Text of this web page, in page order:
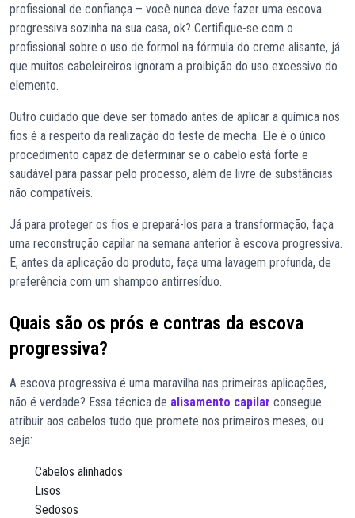
profissional de confiança – você nunca deve fazer uma escova
progressiva sozinha na sua casa, ok? Certifique-se com o
profissional sobre o uso de formol na fórmula do creme alisante, já
que muitos cabeleireiros ignoram a proibição do uso excessivo do
elemento.
Outro cuidado que deve ser tomado antes de aplicar a química nos
fios é a respeito da realização do teste de mecha. Ele é o único
procedimento capaz de determinar se o cabelo está forte e
saudável para passar pelo processo, além de livre de substâncias
não compatíveis.
Já para proteger os fios e prepará-los para a transformação, faça
uma reconstrução capilar na semana anterior à escova progressiva.
E, antes da aplicação do produto, faça uma lavagem profunda, de
preferência com um shampoo antirresíduo.
Quais são os prós e contras da escova
progressiva?
A escova progressiva é uma maravilha nas primeiras aplicações,
não é verdade? Essa técnica de alisamento capilar consegue
atribuir aos cabelos tudo que promete nos primeiros meses, ou
seja:
Cabelos alinhados
Lisos
Sedosos